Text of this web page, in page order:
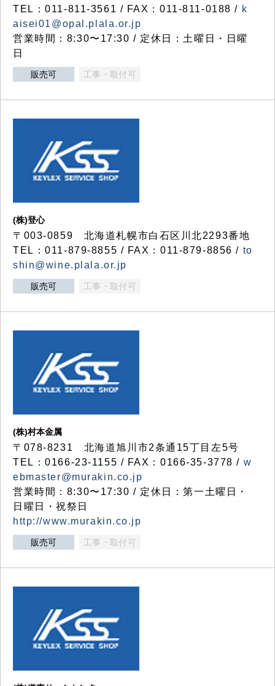
TEL：011-811-3561 / FAX：011-811-0188 / k
aisei01@opal.plala.or.jp
営業時間：8:30〜17:30 / 定休日：土曜日・日曜
日
販売可 工事・取付可
(株)登心
〒003-0859 北海道札幌市白石区川北2293番地
TEL：011-879-8855 / FAX：011-879-8856 / to
shin@wine.plala.or.jp
販売可 工事・取付可
(株)村本金属
〒078-8231 北海道旭川市2条通15丁目左5号
TEL：0166-23-1155 / FAX：0166-35-3778 / w
ebmaster@murakin.co.jp
営業時間：8:30〜17:30 / 定休日：第一土曜日・
日曜日・祝祭日
http://www.murakin.co.jp
販売可 工事・取付可